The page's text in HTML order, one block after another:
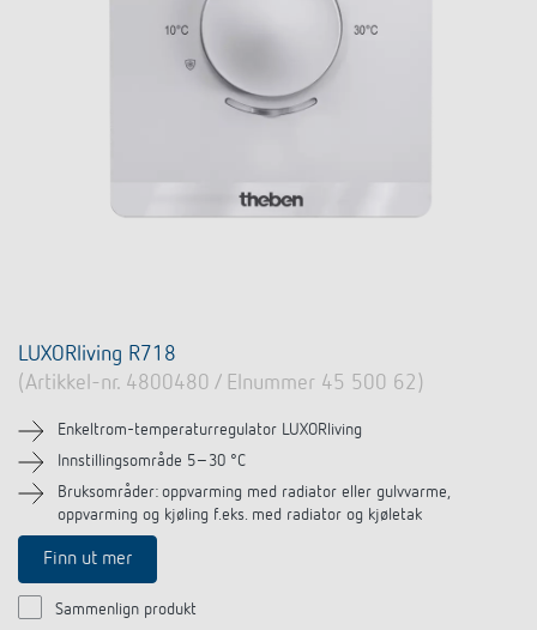
Tids- og lysstyring
Klimaregulering
Samarbeidspartnere
Design
Din kontaktperson hos Theben
LUXORliving
LUXORliving R718
(Artikkel-nr. 4800480 / Elnummer 45 500 62)
Enkeltrom-temperaturregulator LUXORliving
Innstillingsområde 5–30 °C
Bruksområder: oppvarming med radiator eller gulvvarme,
oppvarming og kjøling f.eks. med radiator og kjøletak
Finn ut mer
Sammenlign produkt